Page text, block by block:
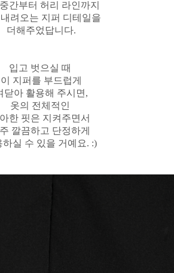
간부터 허리 라인까지
려오는 지퍼 디테일을
더해주었답니다.
입고 벗으실 때
이 지퍼를 부드럽게
닫아 활용해 주시면,
옷의 전체적인
한 핏은 지켜주면서
깔끔하고 단정하게
하실 수 있을 거예요. :)